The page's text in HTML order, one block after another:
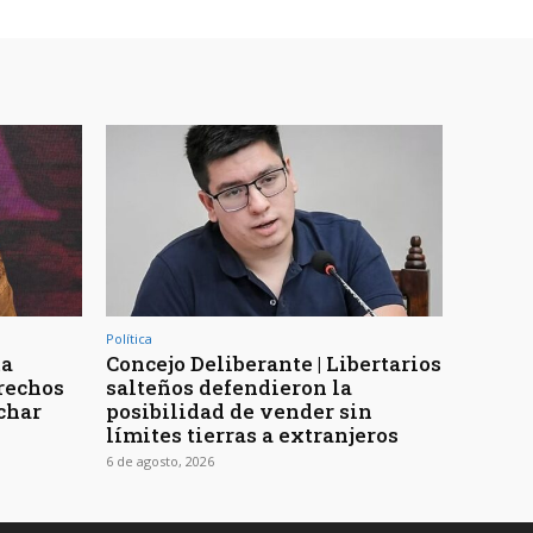
Política
Concejo Deliberante | Libertarios
salteños defendieron la
posibilidad de vender sin
límites tierras a extranjeros
6 de agosto, 2026